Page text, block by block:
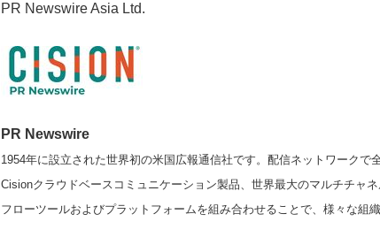
PR Newswire Asia Ltd.
PR Newswire
1954年に設立された世界初の米国広報通信社です。配信ネットワークで
Cisionクラウドベースコミュニケーション製品、世界最大のマルチチャ
フローツールおよびプラットフォームを組み合わせることで、様々な組